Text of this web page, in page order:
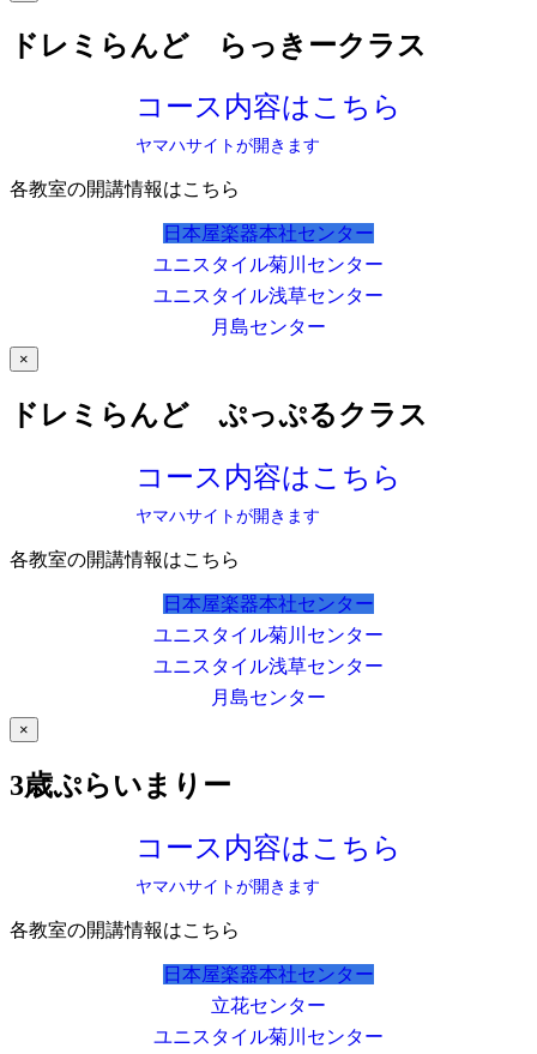
ドレミらんど らっきークラス
コース内容はこちら
ヤマハサイトが開きます
各教室の開講情報はこちら
日本屋楽器本社センター
ユニスタイル菊川センター
ユニスタイル浅草センター
月島センター
×
ドレミらんど ぷっぷるクラス
コース内容はこちら
ヤマハサイトが開きます
各教室の開講情報はこちら
日本屋楽器本社センター
ユニスタイル菊川センター
ユニスタイル浅草センター
月島センター
×
3歳ぷらいまりー
コース内容はこちら
ヤマハサイトが開きます
各教室の開講情報はこちら
日本屋楽器本社センター
立花センター
ユニスタイル菊川センター